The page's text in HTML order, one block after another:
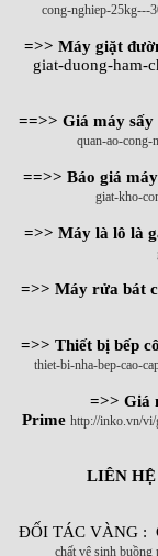
cong-nghiep-25kg---
=>> Máy giặt
giat-duong-ham-
==>> Giá máy sấy
quan-ao-
==>> Báo giá
giat-kho-
=>> Máy là lô là
=>> Máy rửa bát
=>> Thiết bị bếp
thiet-bi-nha-bep-cao-
=>> Giá
Prime http://inko.vn/vi/
LIÊN HỆ
ĐỐI TÁC VÀNG :
chất vệ sinh buồng